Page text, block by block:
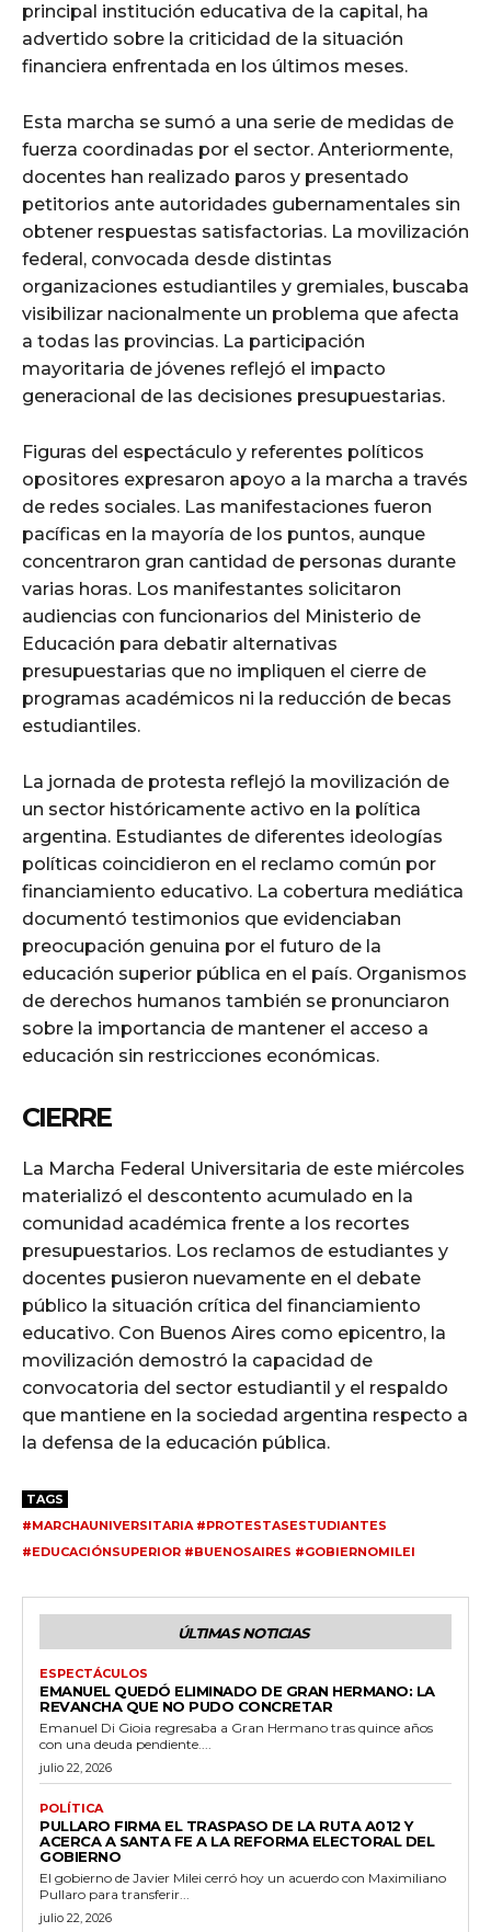
principal institución educativa de la capital, ha
advertido sobre la criticidad de la situación
financiera enfrentada en los últimos meses.
Esta marcha se sumó a una serie de medidas de
fuerza coordinadas por el sector. Anteriormente,
docentes han realizado paros y presentado
petitorios ante autoridades gubernamentales sin
obtener respuestas satisfactorias. La movilización
federal, convocada desde distintas
organizaciones estudiantiles y gremiales, buscaba
visibilizar nacionalmente un problema que afecta
a todas las provincias. La participación
mayoritaria de jóvenes reflejó el impacto
generacional de las decisiones presupuestarias.
Figuras del espectáculo y referentes políticos
opositores expresaron apoyo a la marcha a través
de redes sociales. Las manifestaciones fueron
pacíficas en la mayoría de los puntos, aunque
concentraron gran cantidad de personas durante
varias horas. Los manifestantes solicitaron
audiencias con funcionarios del Ministerio de
Educación para debatir alternativas
presupuestarias que no impliquen el cierre de
programas académicos ni la reducción de becas
estudiantiles.
La jornada de protesta reflejó la movilización de
un sector históricamente activo en la política
argentina. Estudiantes de diferentes ideologías
políticas coincidieron en el reclamo común por
financiamiento educativo. La cobertura mediática
documentó testimonios que evidenciaban
preocupación genuina por el futuro de la
educación superior pública en el país. Organismos
de derechos humanos también se pronunciaron
sobre la importancia de mantener el acceso a
educación sin restricciones económicas.
CIERRE
La Marcha Federal Universitaria de este miércoles
materializó el descontento acumulado en la
comunidad académica frente a los recortes
presupuestarios. Los reclamos de estudiantes y
docentes pusieron nuevamente en el debate
público la situación crítica del financiamiento
educativo. Con Buenos Aires como epicentro, la
movilización demostró la capacidad de
convocatoria del sector estudiantil y el respaldo
que mantiene en la sociedad argentina respecto a
la defensa de la educación pública.
TAGS
#MARCHAUNIVERSITARIA #PROTESTASESTUDIANTES
#EDUCACIÓNSUPERIOR #BUENOSAIRES #GOBIERNOMILEI
ÚLTIMAS NOTICIAS
ESPECTÁCULOS
EMANUEL QUEDÓ ELIMINADO DE GRAN HERMANO: LA
REVANCHA QUE NO PUDO CONCRETAR
Emanuel Di Gioia regresaba a Gran Hermano tras quince años
con una deuda pendiente....
julio 22, 2026
POLÍTICA
PULLARO FIRMA EL TRASPASO DE LA RUTA A012 Y
ACERCA A SANTA FE A LA REFORMA ELECTORAL DEL
GOBIERNO
El gobierno de Javier Milei cerró hoy un acuerdo con Maximiliano
Pullaro para transferir...
julio 22, 2026